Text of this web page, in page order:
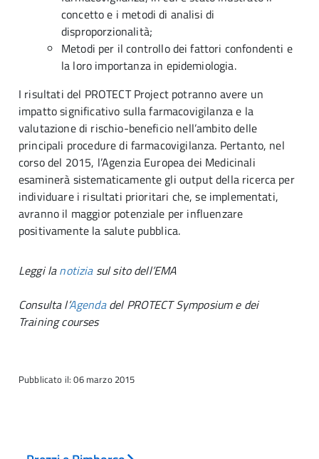
concetto e i metodi di analisi di
disproporzionalità;
Metodi per il controllo dei fattori confondenti e
la loro importanza in epidemiologia.
I risultati del PROTECT Project potranno avere un
impatto significativo sulla farmacovigilanza e la
valutazione di rischio-beneficio nell’ambito delle
principali procedure di farmacovigilanza. Pertanto, nel
corso del 2015, l’Agenzia Europea dei Medicinali
esaminerà sistematicamente gli output della ricerca per
individuare i risultati prioritari che, se implementati,
avranno il maggior potenziale per influenzare
positivamente la salute pubblica.
Leggi lanotiziasul sito dell’EMA
Consulta l’Agendadel PROTECT Symposium e dei
Training courses
Pubblicato il: 06 marzo 2015